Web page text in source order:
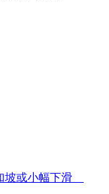
坡或小幅下滑